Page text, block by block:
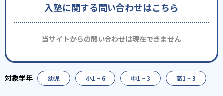
入塾に関する問い合わせはこちら
当サイトからの問い合わせは現在できません
幼児 小1 ~ 6 中1 ~ 3 高1 ~ 3